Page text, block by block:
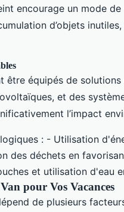
encourage un mode
d’objets
être équipés de
et des
l’impact
: - Utilisation
des déchets en
et utilisation d'eau
pour Vos Vacances
de plusieurs